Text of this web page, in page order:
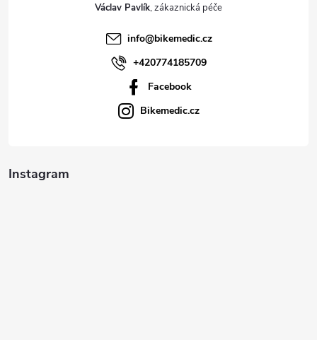
Václav Pavlík
info@bikemedic.cz
+420774185709
Facebook
Bikemedic.cz
Instagram